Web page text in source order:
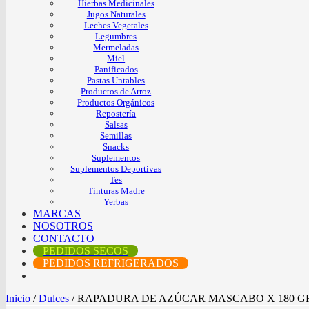
Hierbas Medicinales
Jugos Naturales
Leches Vegetales
Legumbres
Mermeladas
Miel
Panificados
Pastas Untables
Productos de Arroz
Productos Orgánicos
Repostería
Salsas
Semillas
Snacks
Suplementos
Suplementos Deportivas
Tes
Tinturas Madre
Yerbas
MARCAS
NOSOTROS
CONTACTO
PEDIDOS SECOS
PEDIDOS REFRIGERADOS
Inicio / Dulces /RAPADURA DE AZÚCAR MASCABO X 180